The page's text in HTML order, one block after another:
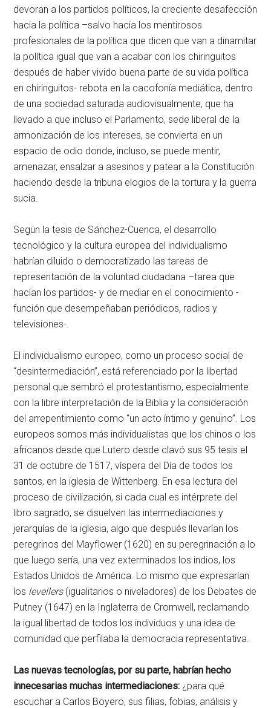
devoran a los partidos políticos, la creciente desafección
hacia la política –salvo hacia los mentirosos
profesionales de la política que dicen que van a dinamitar
la política igual que van a acabar con los chiringuitos
después de haber vivido buena parte de su vida política
en chiringuitos- rebota en la cacofonía mediática, dentro
de una sociedad saturada audiovisualmente, que ha
llevado a que incluso el Parlamento, sede liberal de la
armonización de los intereses, se convierta en un
espacio de odio donde, incluso, se puede mentir,
amenazar, ensalzar a asesinos y patear a la Constitución
haciendo desde la tribuna elogios de la tortura y la guerra
sucia.
Según la tesis de Sánchez-Cuenca, el desarrollo
tecnológico y la cultura europea del individualismo
habrían diluido o democratizado las tareas de
representación de la voluntad ciudadana –tarea que
hacían los partidos- y de mediar en el conocimiento -
función que desempeñaban periódicos, radios y
televisiones-.
El individualismo europeo, como un proceso social de
“desintermediación”, está referenciado por la libertad
personal que sembró el protestantismo, especialmente
con la libre interpretación de la Biblia y la consideración
del arrepentimiento como “un acto íntimo y genuino”. Los
europeos somos más individualistas que los chinos o los
africanos desde que Lutero desde clavó sus 95 tesis el
31 de octubre de 1517, víspera del Día de todos los
santos, en la iglesia de Wittenberg. En esa lectura del
proceso de civilización, si cada cual es intérprete del
libro sagrado, se disuelven las intermediaciones y
jerarquías de la iglesia, algo que después llevarían los
peregrinos del Mayflower (1620) en su peregrinación a lo
que luego sería, una vez exterminados los indios, los
Estados Unidos de América. Lo mismo que expresarían
los levellers (igualitarios o niveladores) de los Debates de
Putney (1647) en la Inglaterra de Cromwell, reclamando
la igual libertad de todos los individuos y una idea de
comunidad que perfilaba la democracia representativa.
Las nuevas tecnologías, por su parte, habrían hecho
innecesarias muchas intermediaciones: ¿para qué
escuchar a Carlos Boyero, sus filias, fobias, análisis y